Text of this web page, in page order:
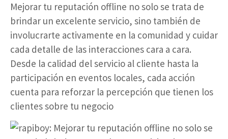
Mejorar tu reputación offline no solo se trata de
brindar un excelente servicio, sino también de
involucrarte activamente en la comunidad y cuidar
cada detalle de las interacciones cara a cara.
Desde la calidad del servicio al cliente hasta la
participación en eventos locales, cada acción
cuenta para reforzar la percepción que tienen los
clientes sobre tu negocio